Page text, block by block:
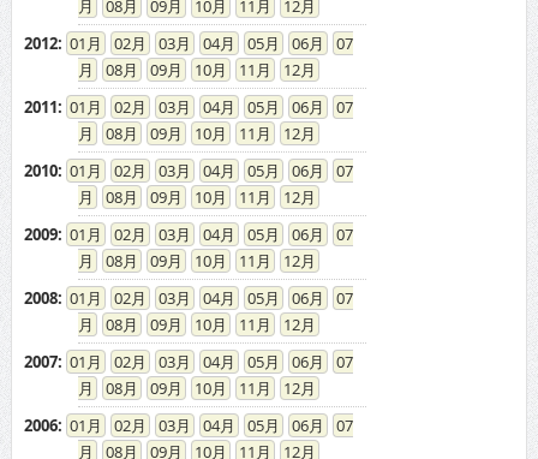
08
09 10 11
12
2012: 01 02 03 04 05 06
07
08
09 10 11
12
2011: 01 02 03 04 05 06
07
08
09 10 11
12
2010: 01 02 03 04 05 06
07
08
09 10 11
12
2009: 01 02 03 04 05 06
07
08
09 10 11
12
2008: 01 02 03 04 05 06
07
08
09 10 11
12
2007: 01 02 03 04 05 06
07
08
09 10 11
12
2006: 01 02 03 04 05 06
07
08
09 10 11
12